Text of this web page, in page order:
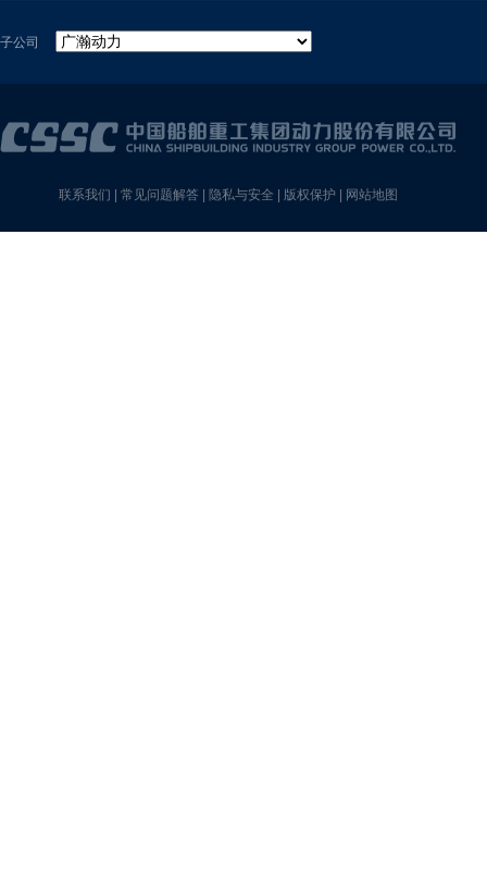
子公司
联系我们 常见问题解答 隐私与安全 版权保护 网站地图